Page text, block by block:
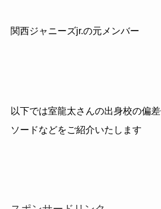
関西ジャニーズjr.の元メンバー
以下では室龍太さんの出身校の偏
ソードなどをご紹介いたします